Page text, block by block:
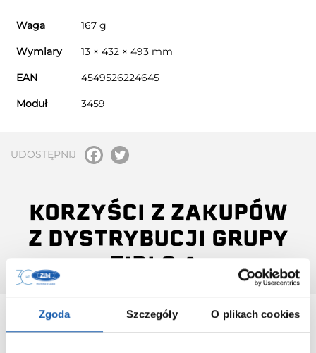
Zgoda Szczegóły O plikach cookies
Waga 167 g
Wymiary 13 × 432 × 493 mm
EAN 4549526224645
Moduł 3459
UDOSTĘPNIJ
KORZYŚCI Z ZAKUPÓW
Z DYSTRYBUCJI GRUPY
ZIBI S.A.